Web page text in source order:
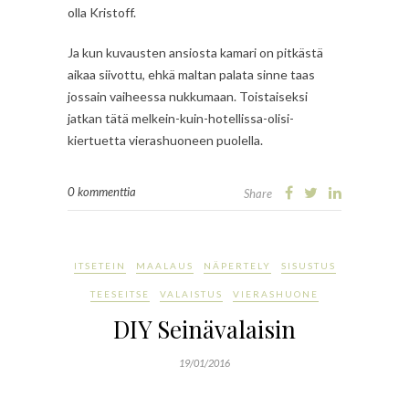
olla Kristoff.
Ja kun kuvausten ansiosta kamari on pitkästä
aikaa siivottu, ehkä maltan palata sinne taas
jossain vaiheessa nukkumaan. Toistaiseksi
jatkan tätä melkein-kuin-hotellissa-olisi-
kiertuetta vierashuoneen puolella.
0 kommenttia Share
ITSETEIN MAALAUS NÄPERTELY SISUSTUS
TEESEITSE VALAISTUS VIERASHUONE
DIY Seinävalaisin
19/01/2016